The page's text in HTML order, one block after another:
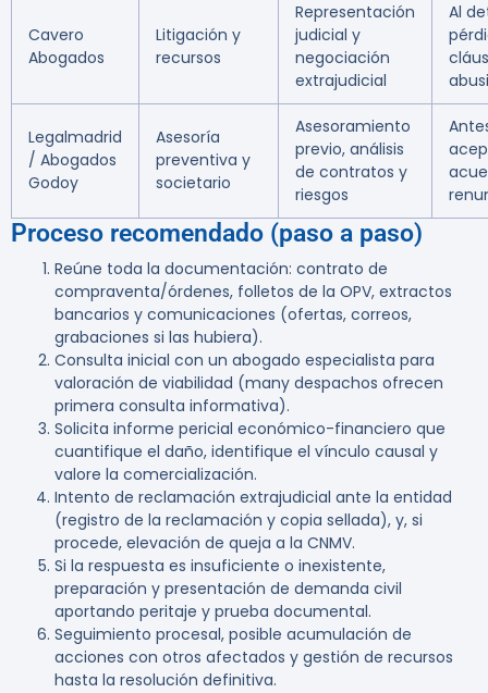
Cavero
Abogados
Litigación y
recursos
Representación
judicial y
negociación
extrajudicial
Al
Legalmadrid
/ Abogados
Godoy
Asesoría
preventiva y
societario
Asesoramiento
previo, análisis
de contratos y
riesgos
Proceso recomendado (paso a paso)
Reúne toda la documentación: contrato de
compraventa/órdenes, folletos de la OPV, extractos
bancarios y comunicaciones (ofertas, correos,
grabaciones si las hubiera).
Consulta inicial con un abogado especialista para
valoración de viabilidad (many despachos ofrecen
primera consulta informativa).
Solicita informe pericial económico-financiero que
cuantifique el daño, identifique el vínculo causal y
valore la comercialización.
Intento de reclamación extrajudicial ante la entidad
(registro de la reclamación y copia sellada), y, si
procede, elevación de queja a la CNMV.
Si la respuesta es insuficiente o inexistente,
preparación y presentación de demanda civil
aportando peritaje y prueba documental.
Seguimiento procesal, posible acumulación de
acciones con otros afectados y gestión de recursos
hasta la resolución definitiva.